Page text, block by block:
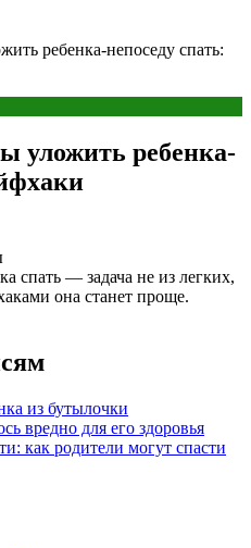
ребенка-непоседу спать:
уложить ребенка-
спать — задача не из легких,
она станет проще.
из бутылочки
вредно для его здоровья
как родители могут спасти